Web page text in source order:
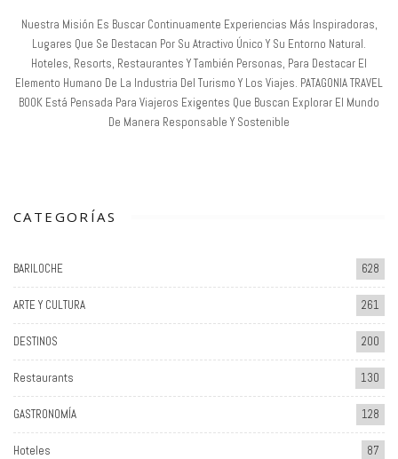
Nuestra Misión Es Buscar Continuamente Experiencias Más Inspiradoras,
Lugares Que Se Destacan Por Su Atractivo Único Y Su Entorno Natural.
Hoteles, Resorts, Restaurantes Y También Personas, Para Destacar El
Elemento Humano De La Industria Del Turismo Y Los Viajes. PATAGONIA TRAVEL
BOOK Está Pensada Para Viajeros Exigentes Que Buscan Explorar El Mundo
De Manera Responsable Y Sostenible
CATEGORÍAS
BARILOCHE 628
ARTE Y CULTURA 261
DESTINOS 200
Restaurants 130
GASTRONOMÍA 128
Hoteles 87